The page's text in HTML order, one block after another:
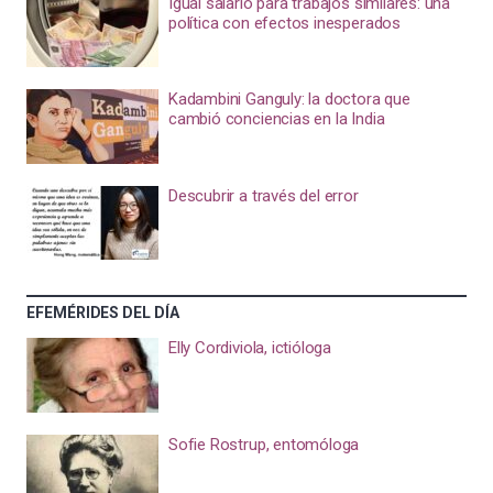
política con efectos inesperados
Kadambini Ganguly: la doctora que
cambió conciencias en la India
Descubrir a través del error
EFEMÉRIDES DEL DÍA
Elly Cordiviola, ictióloga
Sofie Rostrup, entomóloga